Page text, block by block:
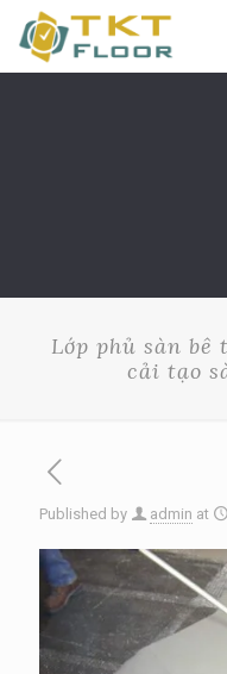
Lớp phủ sàn bê
cải tạo
Published by admin at